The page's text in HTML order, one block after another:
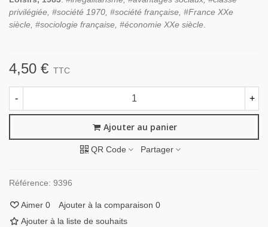
privilégiée, #société 1970, #société française, #France XXe
siècle, #sociologie française, #économie XXe siècle
4,50 € TTC
- +
Ajouter au panier
QR Code Partager
Référence: 9396
Aimer 0 Ajouter à la comparaison 0
Ajouter à la liste de souhaits